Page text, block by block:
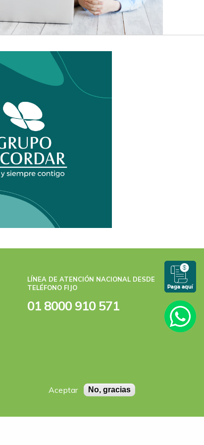
Aceptar No, gracias
LÍNEA DE ATENCIÓN NACIONAL DESDE
TELÉFONO FIJO
01 8000 910 571